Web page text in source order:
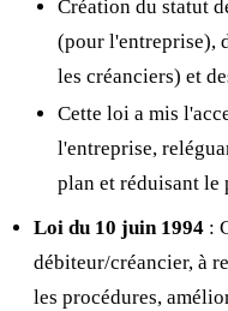
Création du statut
(pour l'entreprise),
les créanciers) et
Cette loi a mis
l'entreprise,
plan et réduisant le
Loi du 10 juin 1994 :
débiteur/créancier, à
les procédures,